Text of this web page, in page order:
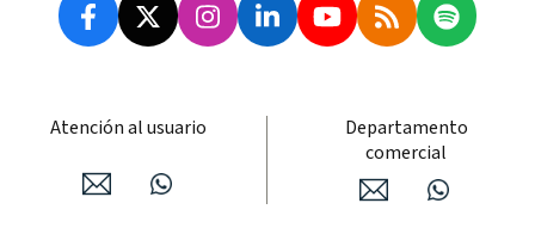
Atención al usuario
Departamento
comercial